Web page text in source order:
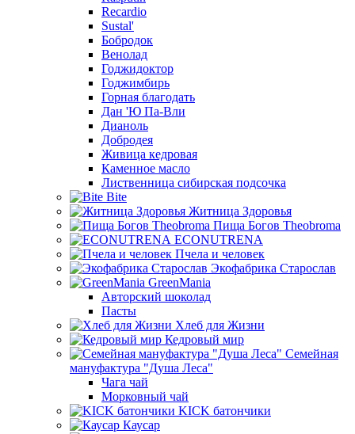
Recardio
Sustal'
Бобродок
Венолад
Годжидоктор
Годжимбирь
Горная благодать
Дан 'Ю Па-Вли
Дианоль
Добродея
Живица кедровая
Каменное масло
Лиственница сибирская подсочка
Bite
Житница Здоровья
Пища Богов Theobroma
ECONUTRENA
Пчела и человек
Экофабрика Старослав
GreenMania
Авторский шоколад
Пасты
Хлеб для Жизни
Кедровый мир
Семейная
мануфактура "Душа Леса"
Чага чай
Морковный чай
KICK батончики
Каусар